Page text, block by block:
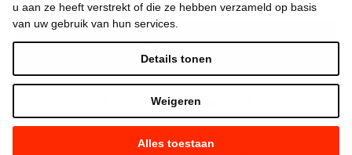
u aan ze heeft verstrekt of die ze hebben verzameld op basis
van uw gebruik van hun services.
Alles toestaan
Weigeren
Details tonen
Laatste nieuws